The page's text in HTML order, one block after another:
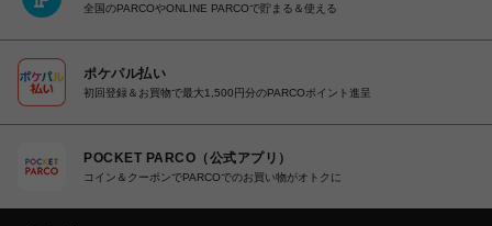
全国のPARCOやONLINE PARCOで貯まる＆使える
ポケパル払い
初回登録＆お買物で最大1,500円分のPARCOポイント進呈
POCKET PARCO（公式アプリ）
コイン＆クーポンでPARCOでのお買い物がオトクに